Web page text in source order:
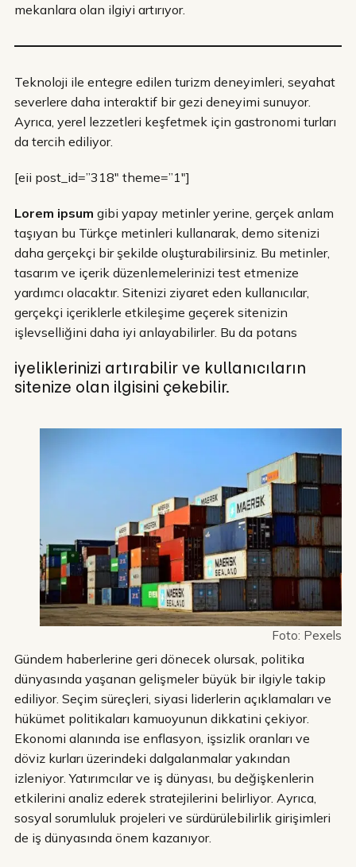
mekanlara olan ilgiyi artırıyor.
Teknoloji ile entegre edilen turizm deneyimleri, seyahat
severlere daha interaktif bir gezi deneyimi sunuyor.
Ayrıca, yerel lezzetleri keşfetmek için gastronomi turları
da tercih ediliyor.
[eii post_id=”318″ theme=”1″]
Lorem ipsum gibi yapay metinler yerine, gerçek anlam
taşıyan bu Türkçe metinleri kullanarak, demo sitenizi
daha gerçekçi bir şekilde oluşturabilirsiniz. Bu metinler,
tasarım ve içerik düzenlemelerinizi test etmenize
yardımcı olacaktır. Sitenizi ziyaret eden kullanıcılar,
gerçekçi içeriklerle etkileşime geçerek sitenizin
işlevselliğini daha iyi anlayabilirler. Bu da potans
iyeliklerinizi artırabilir ve kullanıcıların
sitenize olan ilgisini çekebilir.
Foto: Pexels
Gündem haberlerine geri dönecek olursak, politika
dünyasında yaşanan gelişmeler büyük bir ilgiyle takip
ediliyor. Seçim süreçleri, siyasi liderlerin açıklamaları ve
hükümet politikaları kamuoyunun dikkatini çekiyor.
Ekonomi alanında ise enflasyon, işsizlik oranları ve
döviz kurları üzerindeki dalgalanmalar yakından
izleniyor. Yatırımcılar ve iş dünyası, bu değişkenlerin
etkilerini analiz ederek stratejilerini belirliyor. Ayrıca,
sosyal sorumluluk projeleri ve sürdürülebilirlik girişimleri
de iş dünyasında önem kazanıyor.